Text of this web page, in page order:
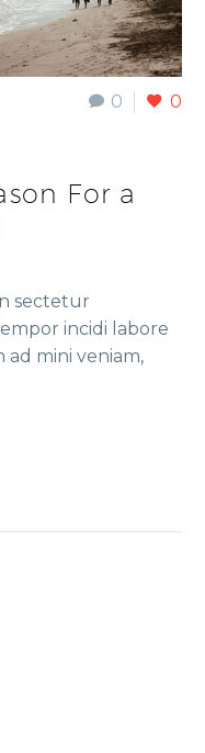
0 0
For a
sectetur
incidi labore
ad mini veniam,